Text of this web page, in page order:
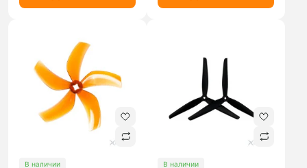
В наличии В наличии